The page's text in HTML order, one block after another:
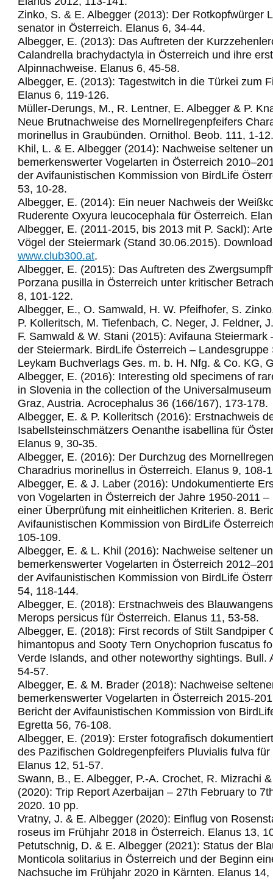
Zinko, S. & E. Albegger (2013): Der Rotkopfwürger
senator in Österreich. Elanus 6, 34-44.
Albegger, E. (2013): Das Auftreten der
Calandrella brachydactyla in Österreich und ihre
Alpinnachweise. Elanus 6, 45-58.
Albegger, E. (2013): Tagestwitch in die Türkei zum
Elanus 6, 119-126.
Müller-Derungs, M., R. Lentner, E. Albegger & P.
Neue Brutnachweise des Mornellregenpfeifers
morinellus in Graubünden. Ornithol. Beob. 111, 1-12.
Khil, L. & E. Albegger (2014): Nachweise seltener
bemerkenswerter Vogelarten in Österreich
der Avifaunistischen Kommission von BirdLife
53, 10-28.
Albegger, E. (2014): Ein neuer Nachweis der
Ruderente Oxyura leucocephala für Österreich.
Albegger, E. (2011-2015, bis 2013 mit P. Sackl):
Vögel der Steiermark (Stand 30.06.2015).
www.club300.at.
Albegger, E. (2015): Das Auftreten des
Porzana pusilla in Österreich unter kritischer
8, 101-122.
Albegger, E., O. Samwald, H. W. Pfeifhofer, S.
P. Kolleritsch, M. Tiefenbach, C. Neger, J. Feldner,
F. Samwald & W. Stani (2015): Avifauna Steiermark
der Steiermark. BirdLife Österreich – Landesgruppe
Leykam Buchverlags Ges. m. b. H. Nfg. & Co. KG,
Albegger, E. (2016): Interesting old specimens of
in Slovenia in the collection of the
Graz, Austria. Acrocephalus 36 (166/167), 173-178.
Albegger, E. & P. Kolleritsch (2016): Erstnachweis
Isabellsteinschmätzers Oenanthe isabellina für
Elanus 9, 30-35.
Albegger, E. (2016): Der Durchzug des
Charadrius morinellus in Österreich. Elanus 9, 108-
Albegger, E. & J. Laber (2016): Undokumentierte
von Vogelarten in Österreich der Jahre 1950-2011 –
einer Überprüfung mit einheitlichen Kriterien. 8.
Avifaunistischen Kommission von BirdLife
105-109.
Albegger, E. & L. Khil (2016): Nachweise seltener
bemerkenswerter Vogelarten in Österreich
der Avifaunistischen Kommission von BirdLife
54, 118-144.
Albegger, E. (2018): Erstnachweis des
Merops persicus für Österreich. Elanus 11, 53-58.
Albegger, E. (2018): First records of Stilt Sandpiper
himantopus and Sooty Tern Onychoprion fuscatus
Verde Islands, and other noteworthy sightings. Bull.
54-57.
Albegger, E. & M. Brader (2018): Nachweise
bemerkenswerter Vogelarten in Österreich 2015-
Bericht der Avifaunistischen Kommission von
Egretta 56, 76-108.
Albegger, E. (2019): Erster fotografisch
des Pazifischen Goldregenpfeifers Pluvialis fulva
Elanus 12, 51-57.
Swann, B., E. Albegger, P.-A. Crochet, R. Mizrachi
(2020): Trip Report Azerbaijan – 27th February to
2020. 10 pp.
Vratny, J. & E. Albegger (2020): Einflug von
roseus im Frühjahr 2018 in Österreich. Elanus 13,
Petutschnig, D. & E. Albegger (2021): Status der
Monticola solitarius in Österreich und der Beginn
Nachsuche im Frühjahr 2020 in Kärnten. Elanus 14,